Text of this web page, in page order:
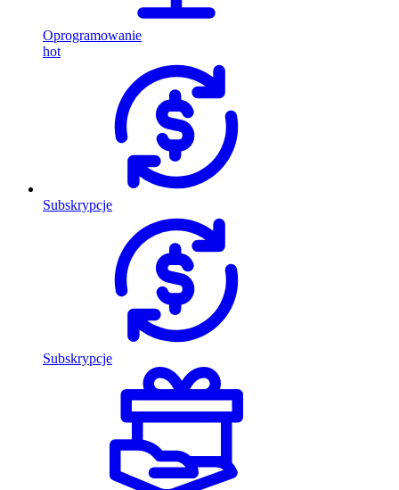
Oprogramowanie
hot
Subskrypcje
Subskrypcje